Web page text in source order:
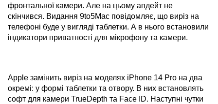
фронтальної камери. Але на цьому апдейт не
скінчився. Видання 9to5Mac повідомляє, що виріз на
телефоні буде у вигляді таблетки. А в нього встановили
індикатори приватності для мікрофону та камери.
Apple замінить виріз на моделях iPhone 14 Pro на два
окремі: у формі таблетки та отвору. В них встановлять
софт для камери TrueDepth та Face ID. Наступні чутки